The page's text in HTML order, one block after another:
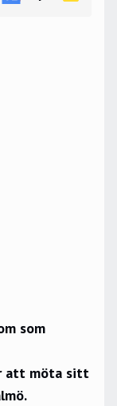
som
att möta sitt